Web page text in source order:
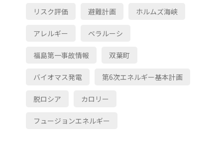
リスク評価 避難計画 ホルムズ海峡
アレルギー ベラルーシ
福島第一事故情報 双葉町
バイオマス発電 第6次エネルギー基本計画
脱ロシア カロリー
フュージョンエネルギー